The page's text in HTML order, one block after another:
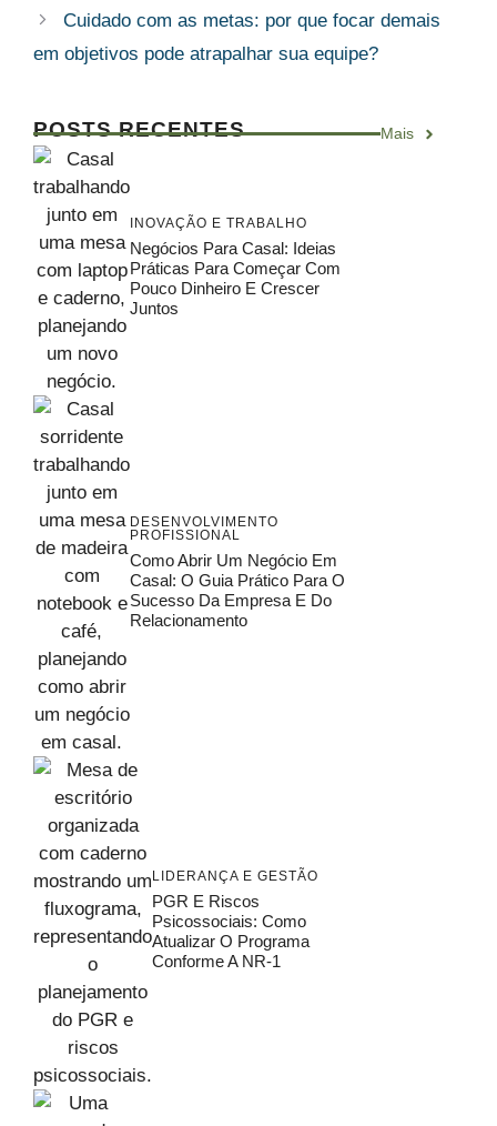
Cuidado com as metas: por que focar demais
em objetivos pode atrapalhar sua equipe?
POSTS RECENTES Mais
INOVAÇÃO E TRABALHO
Negócios Para Casal: Ideias
Práticas Para Começar Com
Pouco Dinheiro E Crescer
Juntos
DESENVOLVIMENTO
PROFISSIONAL
Como Abrir Um Negócio Em
Casal: O Guia Prático Para O
Sucesso Da Empresa E Do
Relacionamento
LIDERANÇA E GESTÃO
PGR E Riscos
Psicossociais: Como
Atualizar O Programa
Conforme A NR-1